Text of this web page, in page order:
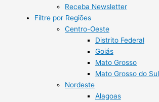
Receba Newsletter
Filtre por Regiões
Centro-Oeste
Distrito Federal
Goiás
Mato Grosso
Mato Grosso do Sul
Nordeste
Alagoas